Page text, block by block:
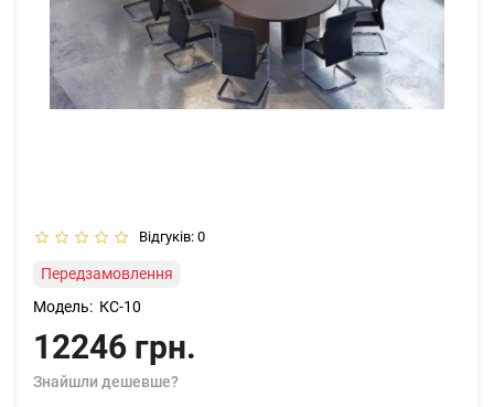
Відгуків: 0
Передзамовлення
Модель: КС-10
12246 грн.
Знайшли дешевше?